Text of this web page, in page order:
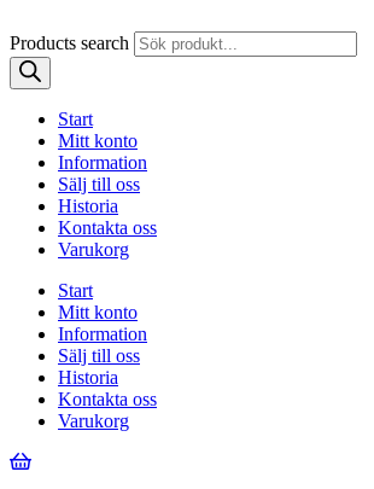
Products search
Start
Mitt konto
Information
Sälj till oss
Historia
Kontakta oss
Varukorg
Start
Mitt konto
Information
Sälj till oss
Historia
Kontakta oss
Varukorg